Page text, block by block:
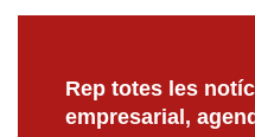
Rep totes les
empresarial,